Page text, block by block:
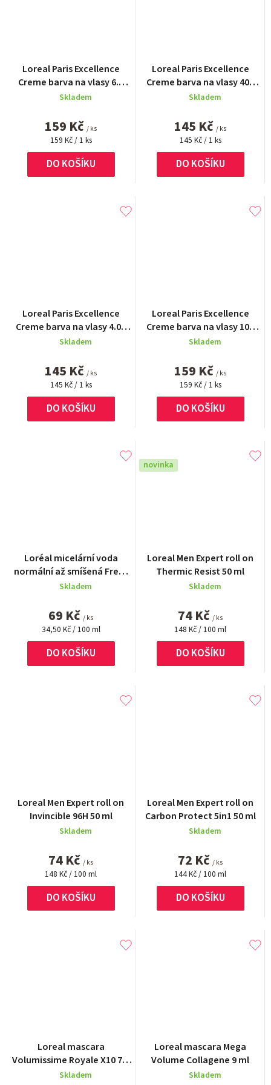
Loreal Paris Excellence
Creme barva na vlasy 6.1
Tmavá popelavá blond
hodnocení
produktu
je
z
5
hvězdiček.
Skladem
159 Kč / ks
Měrná
cena:
159 Kč / 1 ks
DO KOŠÍKU
Loreal Paris Excellence
Creme barva na vlasy 400
hnědá
Skladem
145 Kč / ks
Měrná
cena:
145 Kč / 1 ks
DO KOŠÍKU
Loreal Paris Excellence
Creme barva na vlasy 4.02
Hnědá duhová
Skladem
145 Kč / ks
Měrná
cena:
145 Kč / 1 ks
DO KOŠÍKU
Loreal Paris Excellence
Creme barva na vlasy 100
černá
Skladem
159 Kč / ks
Měrná
cena:
159 Kč / 1 ks
DO KOŠÍKU
Loréal micelární voda
normální až smíšená Fresh
200 ml
Skladem
69 Kč / ks
Měrná
cena:
34,50 Kč / 100 ml
DO KOŠÍKU
novinka
Loreal Men Expert roll on
Thermic Resist 50 ml
Skladem
74 Kč / ks
Měrná
cena:
148 Kč / 100 ml
DO KOŠÍKU
Loreal Men Expert roll on
Invincible 96H 50 ml
Skladem
74 Kč / ks
Měrná
cena:
148 Kč / 100 ml
DO KOŠÍKU
Loreal Men Expert roll on
Carbon Protect 5in1 50 ml
Skladem
72 Kč / ks
Měrná
cena:
144 Kč / 100 ml
DO KOŠÍKU
Loreal mascara
Volumissime Royale X10 7,9
ml
Skladem
Loreal mascara Mega
Volume Collagene 9 ml
Skladem